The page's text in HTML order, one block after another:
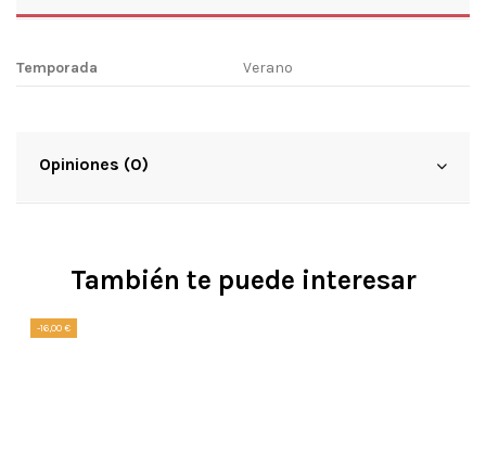
Temporada Verano
Opiniones (0)
También te puede interesar
-16,00 €